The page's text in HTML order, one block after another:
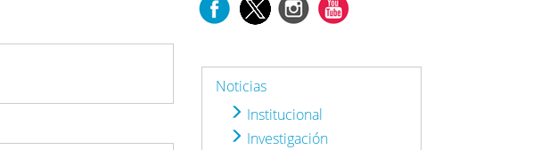
Noticias
Institucional
Investigación